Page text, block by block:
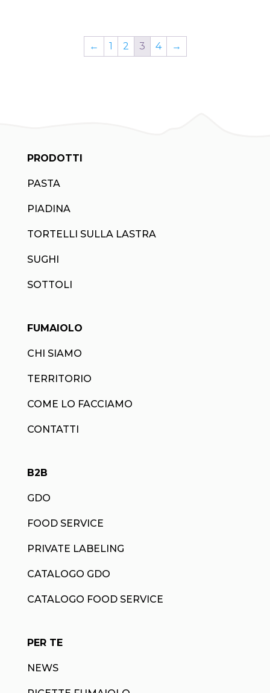
← 1 2 3 4 →
PRODOTTI
PASTA
PIADINA
TORTELLI SULLA LASTRA
SUGHI
SOTTOLI
FUMAIOLO
CHI SIAMO
TERRITORIO
COME LO FACCIAMO
CONTATTI
B2B
GDO
FOOD SERVICE
PRIVATE LABELING
CATALOGO GDO
CATALOGO FOOD SERVICE
PER TE
NEWS